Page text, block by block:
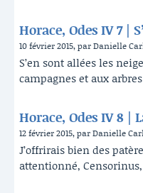
Horace, Odes IV 7 |
10 février 2015, par Danielle
S’en sont allées les
campagnes et aux
Horace, Odes IV 8 |
12 février 2015, par Danielle
J’offrirais bien des
attentionné,